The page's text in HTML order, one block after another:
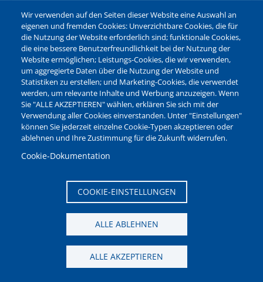
Bürgerservice
Leistungen von A-Z
Ganz ohne Termin!
Online-Serviceportal
Ideen- und Mängelmelder
Bequem Bescheid geben!
Sperrmüll?
News aus den Bereichen:
Wir verwenden auf den Seiten dieser Website eine Auswahl an
eigenen und fremden Cookies: Unverzichtbare Cookies, die für
die Nutzung der Website erforderlich sind; funktionale Cookies,
die eine bessere Benutzerfreundlichkeit bei der Nutzung der
Website ermöglichen; Leistungs-Cookies, die wir verwenden,
um aggregierte Daten über die Nutzung der Website und
Statistiken zu erstellen; und Marketing-Cookies, die verwendet
werden, um relevante Inhalte und Werbung anzuzeigen. Wenn
Sie "ALLE AKZEPTIEREN" wählen, erklären Sie sich mit der
Verwendung aller Cookies einverstanden. Unter "Einstellungen"
können Sie jederzeit einzelne Cookie-Typen akzeptieren oder
ablehnen und Ihre Zustimmung für die Zukunft widerrufen.
Cookie-Dokumentation
COOKIE-EINSTELLUNGEN
ALLE ABLEHNEN
ALLE AKZEPTIEREN